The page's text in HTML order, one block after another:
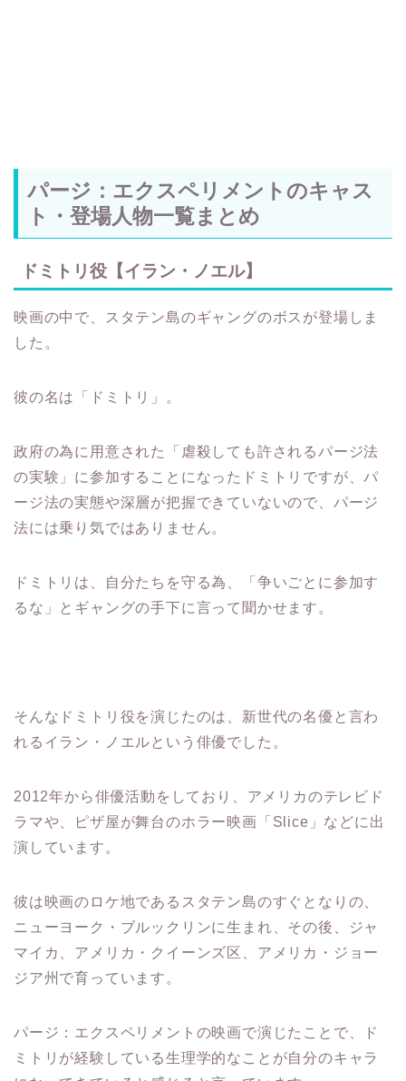
パージ：エクスペリメントのキャス
ト・登場人物一覧まとめ
ドミトリ役【イラン・ノエル】
映画の中で、スタテン島のギャングのボスが登場しま
した。
彼の名は「ドミトリ」。
政府の為に用意された「虐殺しても許されるパージ法
の実験」に参加することになったドミトリですが、パ
ージ法の実態や深層が把握できていないので、パージ
法には乗り気ではありません。
ドミトリは、自分たちを守る為、「争いごとに参加す
るな」とギャングの手下に言って聞かせます。
そんなドミトリ役を演じたのは、新世代の名優と言わ
れるイラン・ノエルという俳優でした。
2012年から俳優活動をしており、アメリカのテレビド
ラマや、ピザ屋が舞台のホラー映画「Slice」などに出
演しています。
彼は映画のロケ地であるスタテン島のすぐとなりの、
ニューヨーク・ブルックリンに生まれ、その後、ジャ
マイカ、アメリカ・クイーンズ区、アメリカ・ジョー
ジア州で育っています。
パージ：エクスペリメントの映画で演じたことで、ド
ミトリが経験している生理学的なことが自分のキャラ